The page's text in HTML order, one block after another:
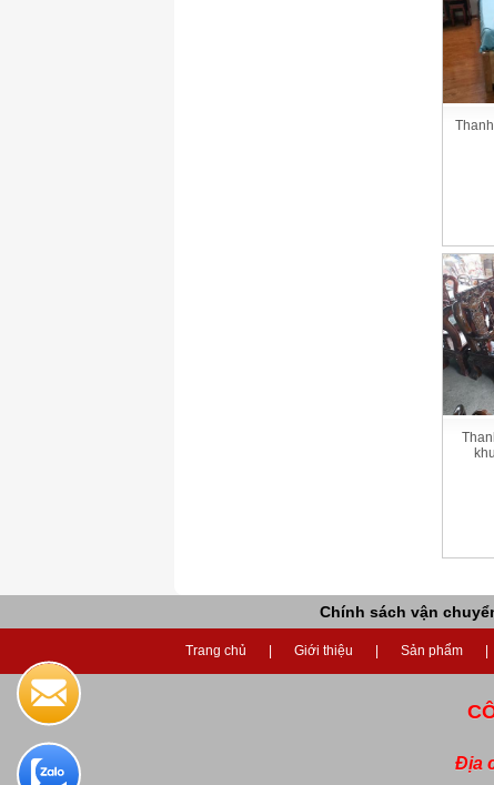
Chính sách vận
Trang chủ Giới thiệu Sản phẩm
Địa